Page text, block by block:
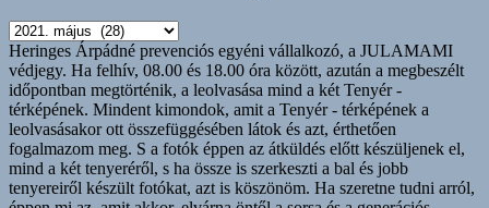
https://julamami.com
Ismerve
a
generációs
feladatod,
tán
teherként
a
következőkre
Heringes Árpádné prevenciós egyéni vállalkozó, a JULAMAMI
védjegy. Ha felhív, 08.00 és 18.00 óra között, azután a megbeszélt
időpontban megtörténik, a leolvasása mind a két Tenyér -
térképének. Mindent kimondok, amit a Tenyér - térképének a
leolvasásakor ott összefüggésében látok és azt, érthetően
fogalmazom meg. S a fotók éppen az átküldés előtt készüljenek el,
mind a két tenyeréről, s ha össze is szerkeszti a bal és jobb
tenyereiről készült fotókat, azt is köszönöm. Ha szeretne tudni arról,